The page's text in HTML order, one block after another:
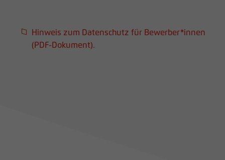
Hinweis zum Datenschutz für Bewerber*innen
(PDF-Dokument).